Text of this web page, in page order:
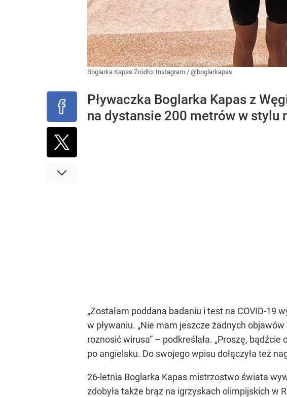
Boglarka Kapas Źródło: Instagram / @boglarkapas
Pływaczka Boglarka Kapas z
na dystansie 200 metrów w stylu
„Zostałam poddana badaniu i test na COVID-19
w pływaniu. „Nie mam jeszcze żadnych
roznosić wirusa” – podkreślała. „Proszę,
po angielsku. Do swojego wpisu dołączyła też
26-letnia Boglarka Kapas mistrzostwo świata
zdobyła także brąz na igrzyskach olimpijskich w